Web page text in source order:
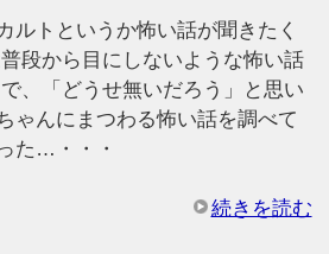
ルトというか怖い話が聞きたく
段から目にしないような怖い話
、「どうせ無いだろう」と思い
ゃんにまつわる怖い話を調べて
た…・・・
続きを読む